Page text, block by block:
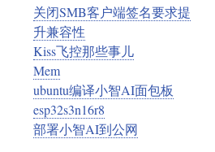
关闭SMB客户端签名要求提
升兼容性
Kiss飞控那些事儿
Mem
ubuntu编译小智AI面包板
esp32s3n16r8
部署小智AI到公网